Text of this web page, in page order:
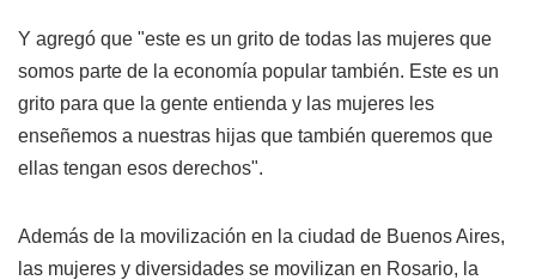
Y agregó que "este es un grito de todas las mujeres que
somos parte de la economía popular también. Este es un
grito para que la gente entienda y las mujeres les
enseñemos a nuestras hijas que también queremos que
ellas tengan esos derechos".
Además de la movilización en la ciudad de Buenos Aires,
las mujeres y diversidades se movilizan en Rosario, la